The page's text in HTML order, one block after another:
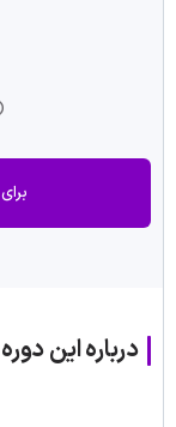
درباره این دوره